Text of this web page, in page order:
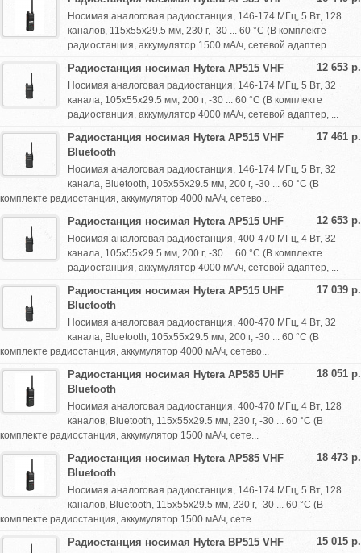
Носимая аналоговая радиостанция, 146-174 МГц, 5 Вт, 128
каналов, 115х55х29.5 мм, 230 г, -30 ... 60 °С (В комплекте
радиостанция, аккумулятор 1500 мА/ч, сетевой адаптер...
12 653 р.
Радиостанция носимая Hytera AP515 VHF
Носимая аналоговая радиостанция, 146-174 МГц, 5 Вт, 32
канала, 105х55х29.5 мм, 200 г, -30 ... 60 °С (В комплекте
радиостанция, аккумулятор 4000 мА/ч, сетевой адаптер, ...
17 461 р.
Радиостанция носимая Hytera AP515 VHF
Bluetooth
Носимая аналоговая радиостанция, 146-174 МГц, 5 Вт, 32
канала, Bluetooth, 105х55х29.5 мм, 200 г, -30 ... 60 °С (В
комплекте радиостанция, аккумулятор 4000 мА/ч, сетево...
12 653 р.
Радиостанция носимая Hytera AP515 UHF
Носимая аналоговая радиостанция, 400-470 МГц, 4 Вт, 32
канала, 105х55х29.5 мм, 200 г, -30 ... 60 °С (В комплекте
радиостанция, аккумулятор 4000 мА/ч, сетевой адаптер, ...
17 039 р.
Радиостанция носимая Hytera AP515 UHF
Bluetooth
Носимая аналоговая радиостанция, 400-470 МГц, 4 Вт, 32
канала, Bluetooth, 105х55х29.5 мм, 200 г, -30 ... 60 °С (В
комплекте радиостанция, аккумулятор 4000 мА/ч, сетево...
18 051 р.
Радиостанция носимая Hytera AP585 UHF
Bluetooth
Носимая аналоговая радиостанция, 400-470 МГц, 4 Вт, 128
каналов, Bluetooth, 115х55х29.5 мм, 230 г, -30 ... 60 °С (В
комплекте радиостанция, аккумулятор 1500 мА/ч, сете...
18 473 р.
Радиостанция носимая Hytera AP585 VHF
Bluetooth
Носимая аналоговая радиостанция, 146-174 МГц, 5 Вт, 128
каналов, Bluetooth, 115х55х29.5 мм, 230 г, -30 ... 60 °С (В
комплекте радиостанция, аккумулятор 1500 мА/ч, сете...
15 015 р.
Радиостанция носимая Hytera BP515 VHF